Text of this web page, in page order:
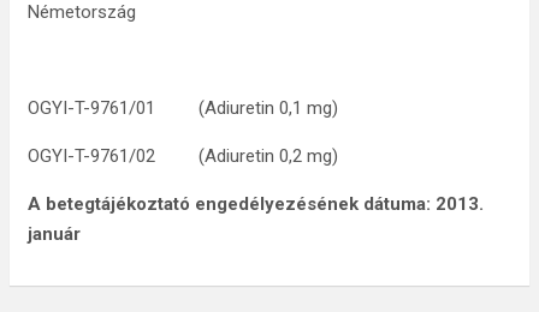
Németország
OGYI-T-9761/01 (Adiuretin 0,1 mg)
OGYI-T-9761/02 (Adiuretin 0,2 mg)
A betegtájékoztató engedélyezésének dátuma: 2013.
január